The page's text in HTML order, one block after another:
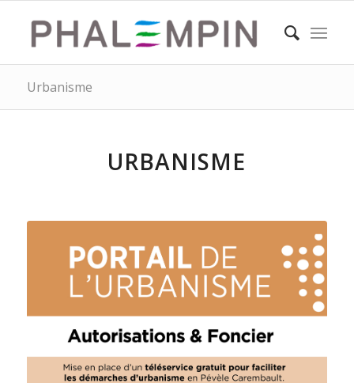
Urbanisme
URBANISME